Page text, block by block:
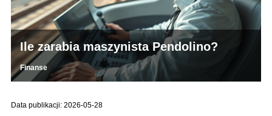
Ile zarabia maszynista Pendolino?
Finanse
Data publikacji: 2026-05-28